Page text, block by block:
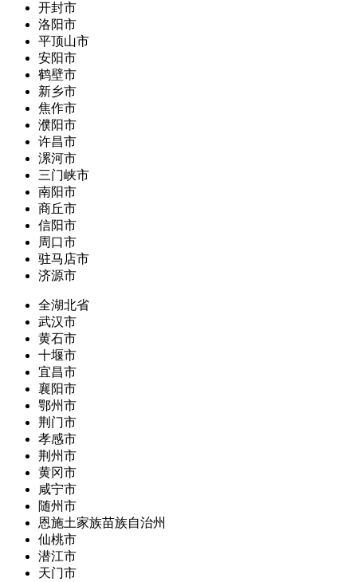
开封市
洛阳市
平顶山市
安阳市
鹤壁市
新乡市
焦作市
濮阳市
许昌市
漯河市
三门峡市
南阳市
商丘市
信阳市
周口市
驻马店市
济源市
全湖北省
武汉市
黄石市
十堰市
宜昌市
襄阳市
鄂州市
荆门市
孝感市
荆州市
黄冈市
咸宁市
随州市
恩施土家族苗族自治州
仙桃市
潜江市
天门市